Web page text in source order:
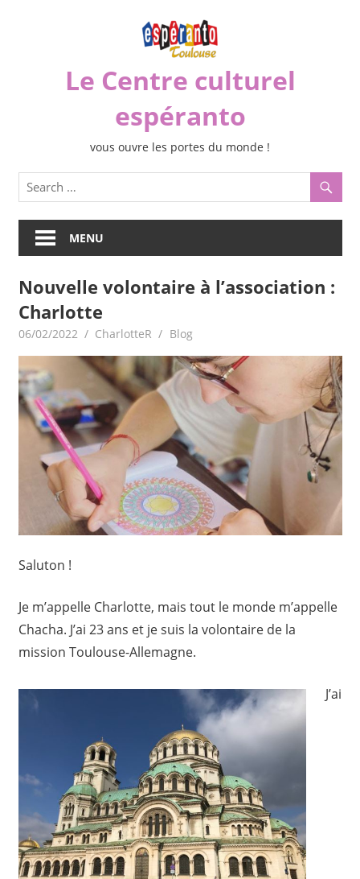
Le Centre culturel
espéranto
vous ouvre les portes du monde !
MENU
Nouvelle volontaire à l’association :
Charlotte
06/02/2022 CharlotteR Blog
Saluton !
Je m’appelle Charlotte, mais tout le monde m’appelle
Chacha. J’ai 23 ans et je suis la volontaire de la
mission Toulouse-Allemagne.
J’ai